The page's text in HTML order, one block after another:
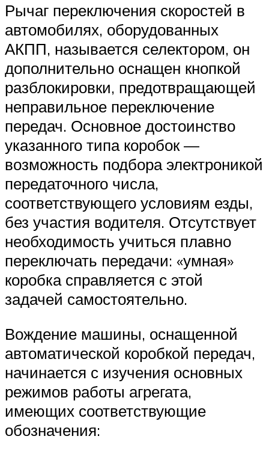
Рычаг переключения скоростей в
автомобилях, оборудованных
АКПП, называется селектором, он
дополнительно оснащен кнопкой
разблокировки, предотвращающей
неправильное переключение
передач. Основное достоинство
указанного типа коробок —
возможность подбора электроникой
передаточного числа,
соответствующего условиям езды,
без участия водителя. Отсутствует
необходимость учиться плавно
переключать передачи: «умная»
коробка справляется с этой
задачей самостоятельно.
Вождение машины, оснащенной
автоматической коробкой передач,
начинается с изучения основных
режимов работы агрегата,
имеющих соответствующие
обозначения: